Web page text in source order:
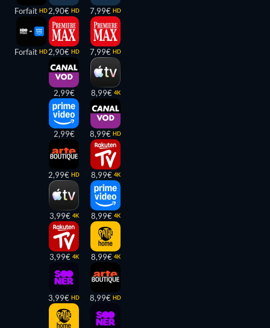
Forfait HD
Forfait HD
2,90€ HD
2,90€ HD
2,99€
2,99€
2,99€ HD
3,99€ 4K
3,99€ 4K
3,99€ HD
7,99€ HD
7,99€ HD
8,99€ 4K
8,99€ HD
8,99€ 4K
8,99€ 4K
8,99€ 4K
8,99€ HD